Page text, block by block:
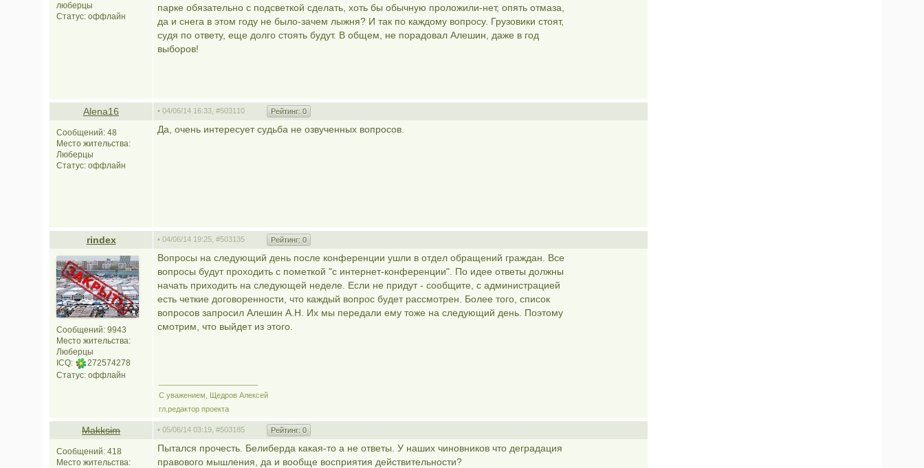
люберцы
Статус: оффлайн
парке обязательно с подсветкой сделать, хоть бы обычную проложили-нет, опять отмаза,
да и снега в этом году не было-зачем лыжня? И так по каждому вопросу. Грузовики стоят,
судя по ответу, еще долго стоять будут. В общем, не порадовал Алешин, даже в год
выборов!
Alena16 • 04/06/14 16:33, #503110 Рейтинг: 0
Сообщений: 48
Место жительства:
Люберцы
Статус: оффлайн
Да, очень интересует судьба не озвученных вопросов.
rindex • 04/06/14 19:25, #503135 Рейтинг: 0
Сообщений: 9943
Место жительства:
Люберцы
ICQ:
272574278
Статус: оффлайн
Вопросы на следующий день после конференции ушли в отдел обращений граждан. Все
вопросы будут проходить с пометкой "с интернет-конференции". По идее ответы должны
начать приходить на следующей неделе. Если не придут - сообщите, с администрацией
есть четкие договоренности, что каждый вопрос будет рассмотрен. Более того, список
вопросов запросил Алешин А.Н. Их мы передали ему тоже на следующий день. Поэтому
смотрим, что выйдет из этого.
С уважением, Щедров Алексей
гл.редактор проекта
Makksim • 05/06/14 03:19, #503185 Рейтинг: 0
Сообщений: 418
Место жительства:
Пытался прочесть. Белиберда какая-то а не ответы. У наших чиновников что деградация
правового мышления, да и вообще восприятия действительности?